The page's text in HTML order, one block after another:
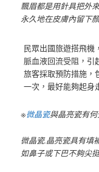
飄眉都是用針具把外
永久地在皮膚內留下
民眾出國旅遊搭飛機
脈血液回流受阻，引
旅客採取預防措施，
一次，最好能夠起身
※微晶瓷與晶亮瓷有
微晶瓷.晶亮瓷具有填
如鼻子或下巴不夠尖